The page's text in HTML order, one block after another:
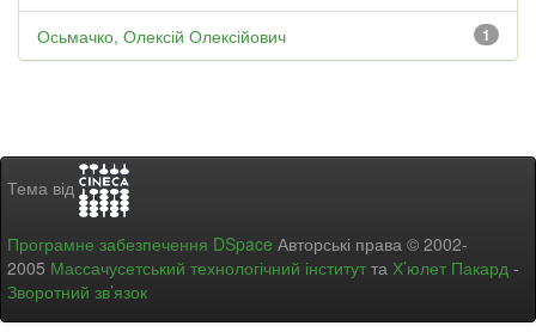
1
Осьмачко, Олексій Олексійович
Тема від
Програмне забезпечення DSpace Авторські права © 2002-
2005 Массачусетський технологічний інститут та Х’юлет Пакард -
Зворотний зв’язок